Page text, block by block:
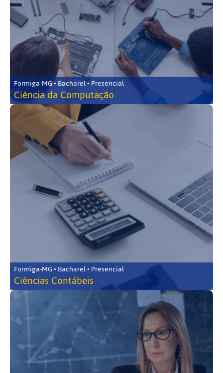
Formiga-MG • Bacharel • Presencial
Ciência da Computação
Formiga-MG • Bacharel • Presencial
Ciências Contábeis